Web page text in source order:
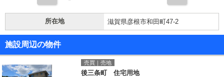
所在地 滋賀県彦根市和田町47-2
施設周辺の物件
売買｜売地
後三条町 住宅用地